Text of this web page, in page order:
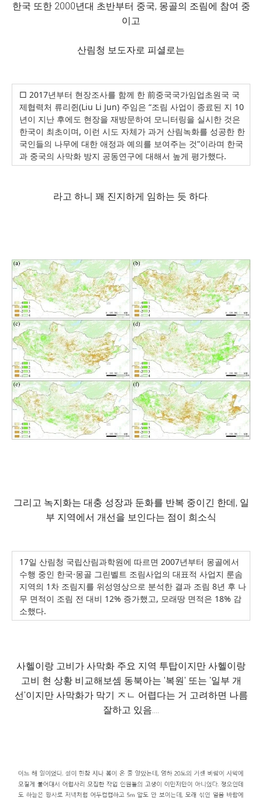
한국 또한 2000년대 초반부터 중국, 몽골의 조림에 참여 중
이고
산림청 보도자로 피셜로는
□ 2017년부터 현장조사를 함께 한 前중국국가임업초원국 국
제협력처 류리쥔(Liu Li Jun) 주임은 “조림 사업이 종료된 지 10
년이 지난 후에도 현장을 재방문하여 모니터링을 실시한 것은
한국이 최초이며, 이런 시도 자체가 과거 산림녹화를 성공한 한
국인들의 나무에 대한 애정과 예의를 보여주는 것”이라며 한국
과 중국의 사막화 방지 공동연구에 대해서 높게 평가했다.
라고 하니 꽤 진지하게 임하는 듯 하다.
그리고 녹지화는 대충 성장과 둔화를 반복 중이긴 한데, 일
부 지역에서 개선을 보인다는 점이 희소식
17일 산림청 국립산림과학원에 따르면 2007년부터 몽골에서
수행 중인 한국·몽골 그린벨트 조림사업의 대표적 사업지 룬솜
지역의 1차 조림지를 위성영상으로 분석한 결과 조림 8년 후 나
무 면적이 조림 전 대비 12% 증가했고, 모래땅 면적은 18% 감
소했다.
사헬이랑 고비가 사막화 주요 지역 투탑이지만 사헬이랑
고비 현 상황 비교해보셈 동북아는 '복원' 또는 '일부 개
선'이지만 사막화가 막기 ㅈㄴ 어렵다는 거 고려하면 나름
잘하고 있음....